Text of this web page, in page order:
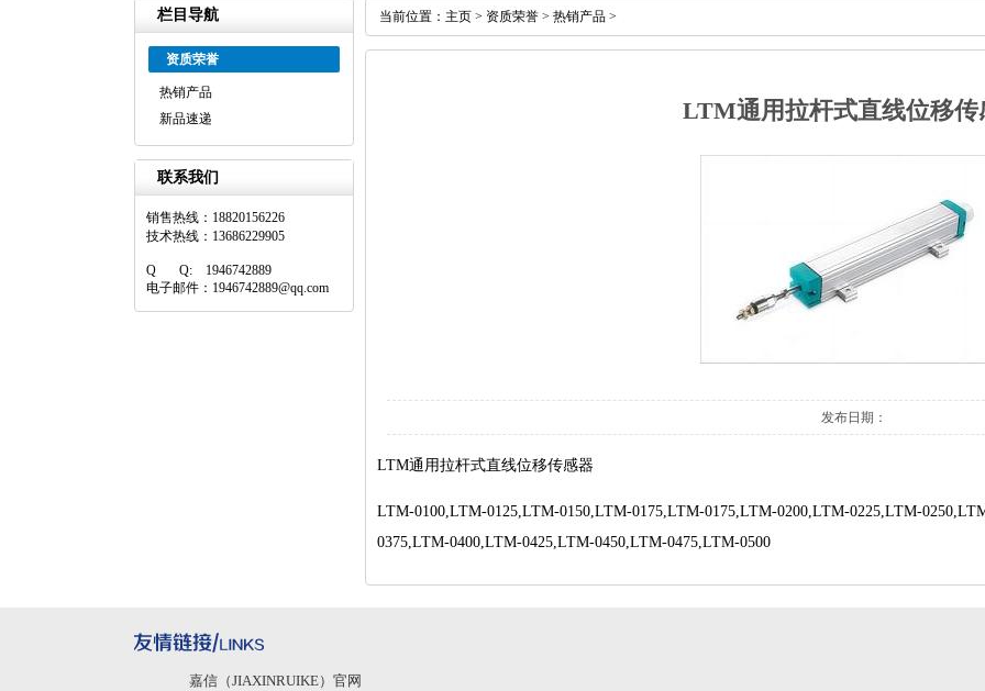
栏目导航
资质荣誉
热销产品
新品速递
联系我们
销售热线：18820156226
技术热线：13686229905
Q Q: 1946742889
电子邮件：1946742889@qq.com
当前位置： 主页 > 资质荣誉 > 热销产品 >
LTM通用拉杆式直线位移传
发布日期：
LTM通用拉杆式直线位移传感器
LTM-0100,LTM-0125,LTM-0150,LTM-0175,LTM-0175,LTM-0200,LTM-0225,LTM-
0375,LTM-0400,LTM-0425,LTM-0450,LTM-0475,LTM-0500
嘉信（JIAXINRUIKE）官网